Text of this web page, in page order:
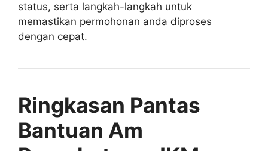
status, serta langkah-langkah untuk
memastikan permohonan anda diproses
dengan cepat.
Ringkasan Pantas
Bantuan Am